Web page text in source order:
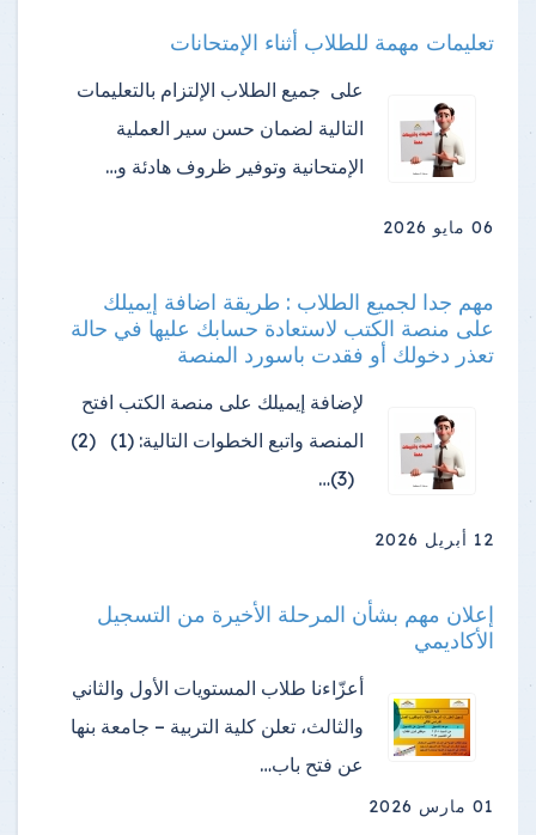
تعليمات مهمة للطلاب أثناء الإمتحانات
على جميع الطلاب الإلتزام بالتعليمات
التالية لضمان حسن سير العملية
الإمتحانية وتوفير ظروف هادئة و…
06 مايو 2026
مهم جدا لجميع الطلاب : طريقة اضافة إيميلك
على منصة الكتب لاستعادة حسابك عليها في حالة
تعذر دخولك أو فقدت باسورد المنصة
لإضافة إيميلك على منصة الكتب افتح
المنصة واتبع الخطوات التالية: (1) (2)
(3)…
12 أبريل 2026
إعلان مهم بشأن المرحلة الأخيرة من التسجيل
الأكاديمي
أعزّاءنا طلاب المستويات الأول والثاني
والثالث، تعلن كلية التربية – جامعة بنها
عن فتح باب…
01 مارس 2026